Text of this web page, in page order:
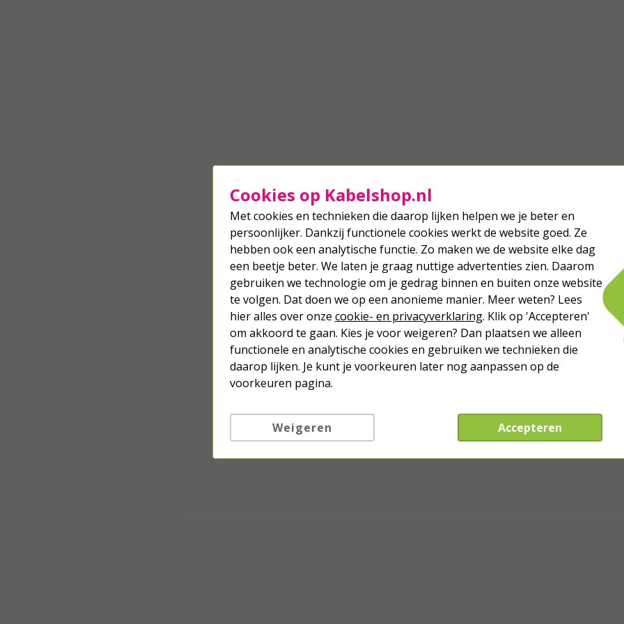
Garantie: 2 jaar
Cookies op Kabelshop.nl
Met cookies en technieken die daarop lijken helpen we je beter en
persoonlijker. Dankzij functionele cookies werkt de website goed. Ze
hebben ook een analytische functie. Zo maken we de website elke dag
een beetje beter. We laten je graag nuttige advertenties zien. Daarom
gebruiken we technologie om je gedrag binnen en buiten onze website
te volgen. Dat doen we op een anonieme manier. Meer weten? Lees
hier alles over onze cookie- en privacyverklaring. Klik op 'Accepteren'
om akkoord te gaan. Kies je voor weigeren? Dan plaatsen we alleen
functionele en analytische cookies en gebruiken we technieken die
daarop lijken. Je kunt je voorkeuren later nog aanpassen op de
voorkeuren pagina.
Accepteren
Weigeren